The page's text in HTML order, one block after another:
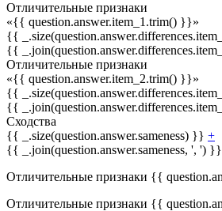
Отличительные признаки
«{{ question.answer.item_1.trim() }}»
{{
{{
Отличительные признаки
«{{ question.answer.item_2.trim() }}»
{{
{{
Сходства
{{ _.size(question.answer.sameness) }} +
{{ _.join(question.answer.sameness, ', ') }}
Отличительные признаки {{
Отличительные признаки {{